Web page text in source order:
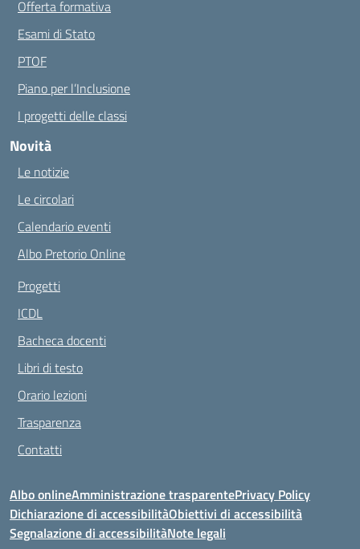
Offerta formativa
Esami di Stato
PTOF
Piano per l’Inclusione
I progetti delle classi
Novità
Le notizie
Le circolari
Calendario eventi
Albo Pretorio Online
Progetti
ICDL
Bacheca docenti
Libri di testo
Orario lezioni
Trasparenza
Contatti
Albo onlineAmministrazione trasparentePrivacy Policy
Dichiarazione di accessibilitàObiettivi di accessibilità
Segnalazione di accessibilitàNote legali